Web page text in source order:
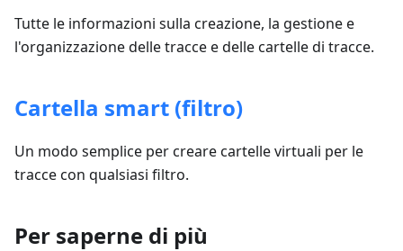
Tutte le informazioni sulla creazione, la gestione e
l'organizzazione delle tracce e delle cartelle di tracce.
Cartella smart (filtro)
Un modo semplice per creare cartelle virtuali per le
tracce con qualsiasi filtro.
Per saperne di più